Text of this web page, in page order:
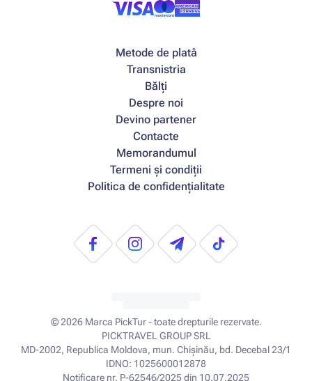
Metode de platâ
Transnistria
Bălți
Despre noi
Devino partener
Contacte
Memorandumul
Termeni și condiții
Politica de confidențialitate
© 2026 Marca PickTur - toate drepturile rezervate.
PICKTRAVEL GROUP SRL
MD-2002, Republica Moldova, mun. Chișinău, bd. Decebal 23/1
IDNO: 1025600012878
Notificare nr. P-62546/2025 din 10.07.2025